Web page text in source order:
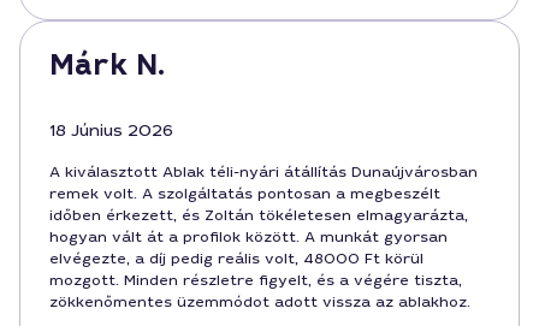
Márk N.
18 Június 2026
A kiválasztott Ablak téli-nyári átállítás Dunaújvárosban
remek volt. A szolgáltatás pontosan a megbeszélt
időben érkezett, és Zoltán tökéletesen elmagyarázta,
hogyan vált át a profilok között. A munkát gyorsan
elvégezte, a díj pedig reális volt, 48000 Ft körül
mozgott. Minden részletre figyelt, és a végére tiszta,
zökkenőmentes üzemmódot adott vissza az ablakhoz.